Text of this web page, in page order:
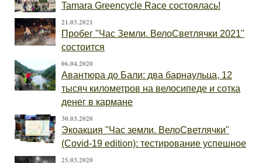
Tamara Greencycle Race состоялась!
21.03.2021
Пробег "Час Земли. ВелоСветлячки 2021"
состоится
06.04.2020
Авантюра до Бали: два барнаульца, 12
тысяч километров на велосипеде и сотка
денег в кармане
30.03.2020
Экоакция "Час земли. ВелоСветлячки"
(Covid-19 edition): тестирование успешное
25.03.2020